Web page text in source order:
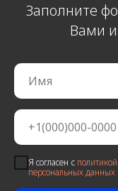
Заполните
Вами
Я согласен c
персональных данных